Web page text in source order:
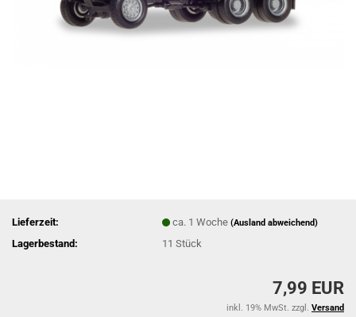
Lieferzeit: ca. 1 Woche(Ausland abweichend)
Lagerbestand: 11Stück
7,99 EUR
inkl. 19% MwSt. zzgl. Versand